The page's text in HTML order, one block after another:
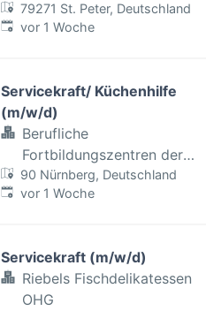
Erzdiözese Freiburg
79271 St. Peter, Deutschland
Veröffentlicht:
vor 1 Woche
Servicekraft/ Küchenhilfe
(m/w/d)
Berufliche
Fortbildungszentren der
Bayerischen Wirtschaft (bfz)
gGmbH
90 Nürnberg, Deutschland
Veröffentlicht:
vor 1 Woche
Servicekraft (m/w/d)
Riebels Fischdelikatessen
OHG